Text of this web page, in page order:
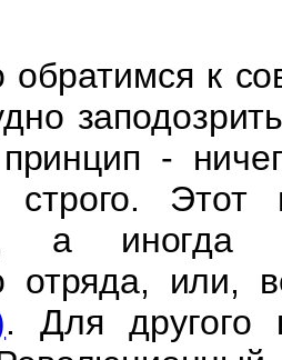
обратимся к
-
строго.
а иногда
отряда, или,
. Для другого